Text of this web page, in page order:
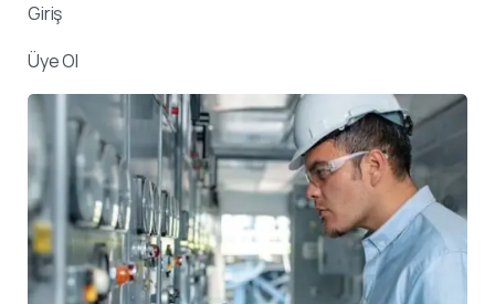
Giriş
Üye Ol